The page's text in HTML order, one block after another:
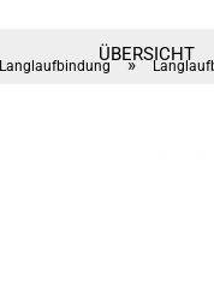
ÜBERSICHT
Langlaufbindung »